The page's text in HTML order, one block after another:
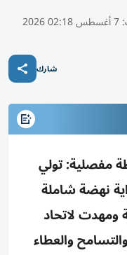
7 أغسطس 02:18 2026
شارك
1966 محطة مفصلية: تولي
نهضة شاملة
ومهدت لاتحاد
والعطاء